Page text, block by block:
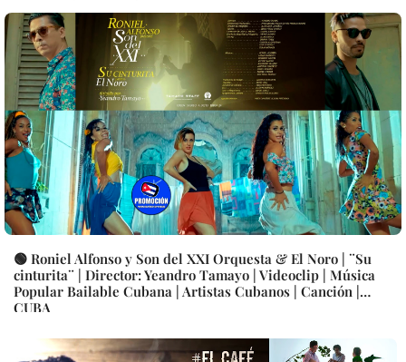
🟢 Roniel Alfonso y Son del XXI Orquesta & El Noro | ¨Su
cinturita¨ | Director: Yeandro Tamayo | Videoclip | Música
Popular Bailable Cubana | Artistas Cubanos | Canción |
CUBA